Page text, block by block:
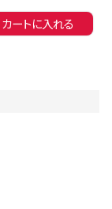
カートに入れる